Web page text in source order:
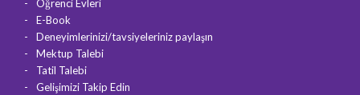
Öğrenci Evleri
E-Book
Deneyimlerinizi/tavsiyeleriniz paylaşın
Mektup Talebi
Tatil Talebi
Gelişimizi Takip Edin